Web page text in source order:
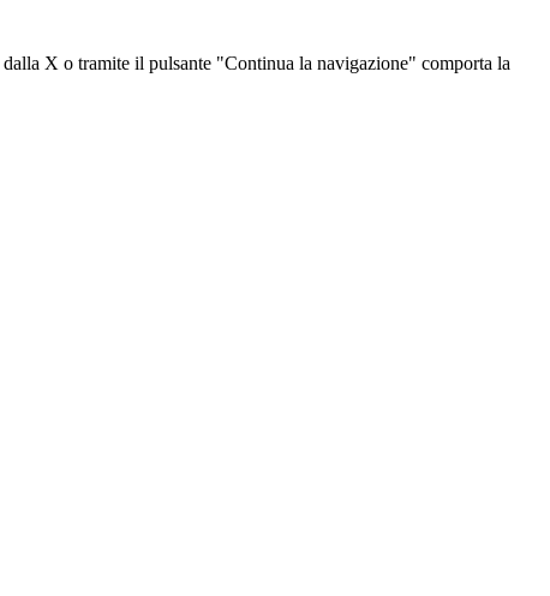
X o tramite il pulsante "Continua la navigazione" comporta la